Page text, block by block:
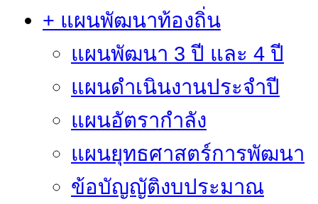
+ แผนพัฒนาท้องถิ่น
แผนพัฒนา 3 ปี และ 4 ปี
แผนดำเนินงานประจำปี
แผนอัตรากำลัง
แผนยุทธศาสตร์การพัฒนา
ข้อบัญญัติงบประมาณ